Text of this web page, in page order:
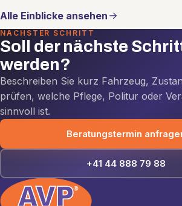
Alle Einblicke ansehen
NÄCHSTER SCHRITT
Soll der nächste
werden?
Beschreiben Sie kurz Fahrzeug,
prüfen, welche Pflege, Politur oder
sinnvoll ist.
Beratungstermin
+41 44 888 79 88